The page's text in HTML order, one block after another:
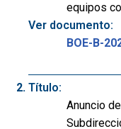
equipos
Ver documento:
BOE-B-
Título:
Anuncio